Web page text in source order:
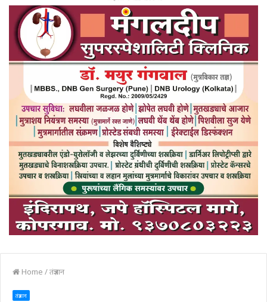
Home /तंत्रज्ञान
तंत्रज्ञान